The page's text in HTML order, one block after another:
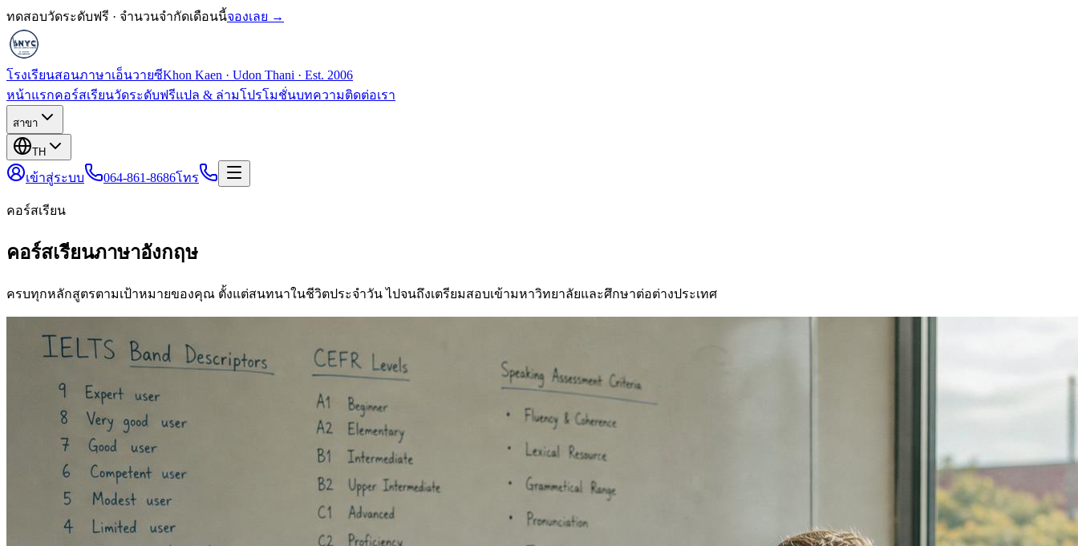
ทดสอบวัดระดับฟรี · จำนวนจำกัดเดือนนี้จองเลย →
โรงเรียนสอนภาษาเอ็นวายซีKhon Kaen · Udon Thani · Est. 2006
หน้าแรกคอร์สเรียนวัดระดับฟรีแปล & ล่ามโปรโมชั่นบทความติดต่อเรา
สาขา
TH
เข้าสู่ระบบ 064-861-8686โทร
คอร์สเรียน
คอร์สเรียนภาษาอังกฤษ
ครบทุกหลักสูตรตามเป้าหมายของคุณ ตั้งแต่สนทนาในชีวิตประจำวัน ไปจนถึงเตรียมสอบเข้ามหาวิทยาลัยและศึกษาต่อต่างประเทศ